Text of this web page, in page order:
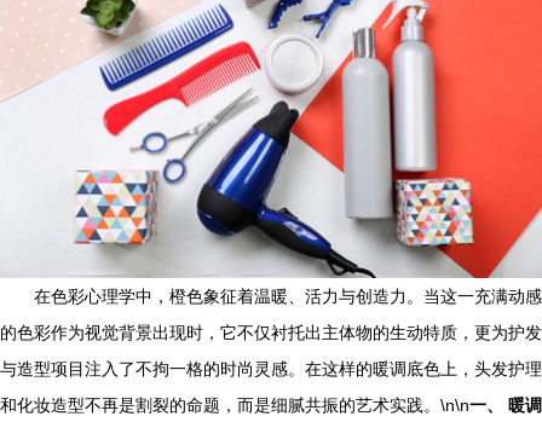
在色彩心理学中，橙色象征着温暖、活力与创造力。当这一充满动感
的色彩作为视觉背景出现时，它不仅衬托出主体物的生动特质，更为护发
与造型项目注入了不拘一格的时尚灵感。在这样的暖调底色上，头发护理
和化妆造型不再是割裂的命题，而是细腻共振的艺术实践。\n\n一、 暖调